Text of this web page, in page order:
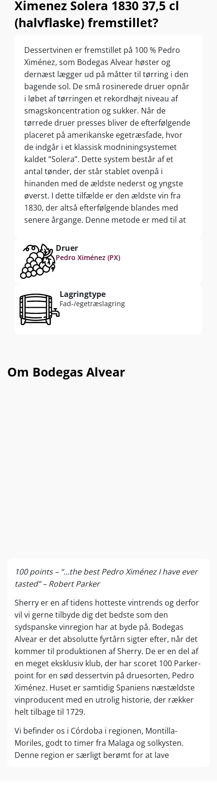
Ximenez Solera 1830 37,5 cl
(halvflaske) fremstillet?
Dessertvinen er fremstillet på 100 % Pedro
Ximénez, som Bodegas Alvear høster og
dernæst lægger ud på måtter til tørring i den
bagende sol. De små rosinerede druer opnår
i løbet af tørringen et rekordhøjt niveau af
smagskoncentration og sukker. Når de
tørrede druer presses bliver de efterfølgende
placeret på amerikanske egetræsfade, hvor
de indgår i et klassisk modniningsystemet
kaldet ”Solera”. Dette system består af et
antal tønder, der står stablet ovenpå i
hinanden med de ældste nederst og yngste
øverst. I dette tilfælde er den ældste vin fra
1830, der altså efterfølgende blandes med
senere årgange. Denne metode er med til at
dybde og kompleksitet.
Druer
Pedro Ximénez (PX)
Lagringtype
Fad-/egetræslagring
Om Bodegas Alvear
100 points – “…the best Pedro Ximénez I have ever
tasted” – Robert Parker
Sherry er en af tidens hotteste vintrends og derfor
vil vi gerne tilbyde dig det bedste som den
sydspanske vinregion har at byde på. Bodegas
Alvear er det absolutte fyrtårn sigter efter, når det
kommer til produktionen af Sherry. De er en del af
en meget eksklusiv klub, der har scoret 100 Parker-
point for en sød dessertvin på druesorten, Pedro
Ximénez. Huset er samtidig Spaniens næstældste
vinproducent med en utrolig historie, der rækker
helt tilbage til 1729.
Vi befinder os i Córdoba i regionen, Montilla-
Moriles, godt to timer fra Malaga og solkysten.
Denne region er særligt berømt for at lave